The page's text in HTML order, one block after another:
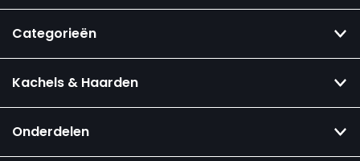
Categorieën
Kachels & Haarden
Onderdelen